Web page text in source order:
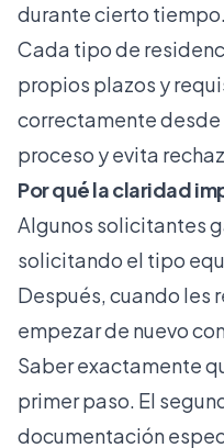
durante cierto tiempo.
Cada tipo de
propios plazos y
correctamente
proceso y evita
Por qué la claridad
Algunos solicitantes
solicitando el tipo
Después, cuando les
empezar de nuevo
Saber exactamente
primer paso. El
documentación